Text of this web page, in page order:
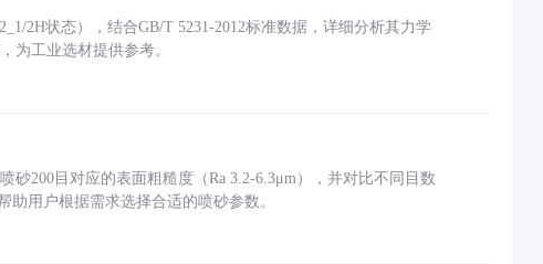
2H状态），结合GB/T 5231-2012标准数据，详细分析其力学
为工业选材提供参考。
200目对应的表面粗糙度（Ra 3.2-6.3μm），并对比不同目数
助用户根据需求选择合适的喷砂参数。